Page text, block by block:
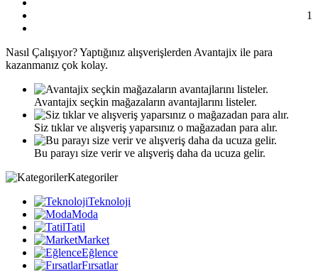
1
Nasıl Çalışıyor?Yaptığınız alışverişlerden Avantajix ile para
kazanmanız çok kolay.
Avantajix seçkin mağazaların avantajlarını listeler.
Siz tıklar ve alışveriş yaparsınız o mağazadan para alır.
Bu parayı size verir ve alışveriş daha da ucuza gelir.
Kategoriler
Teknoloji
Moda
Tatil
Market
Eğlence
Fırsatlar